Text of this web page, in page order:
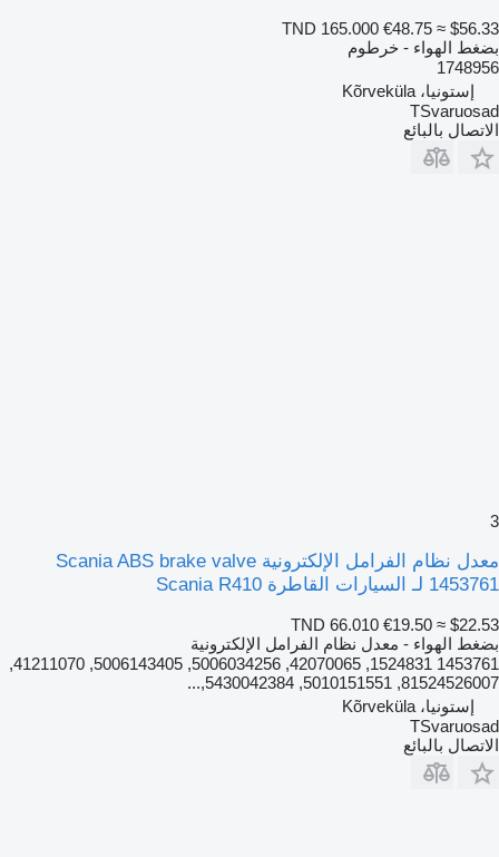
TND 165.000 €48.75 ≈ $56.33
بضغط الهواء - خرطوم
1748956
إستونيا، Kõrveküla
TSvaruosad
الاتصال بالبائع
3
معدل نظام الفرامل الإلكترونية Scania ABS brake valve
1453761 لـ السيارات القاطرة Scania R410
TND 66.010 €19.50 ≈ $22.53
بضغط الهواء - معدل نظام الفرامل الإلكترونية
1453761 1524831, 42070065, 5006034256, 5006143405, 41211070,
81524526007, 5010151551, 5430042384,...
إستونيا، Kõrveküla
TSvaruosad
الاتصال بالبائع